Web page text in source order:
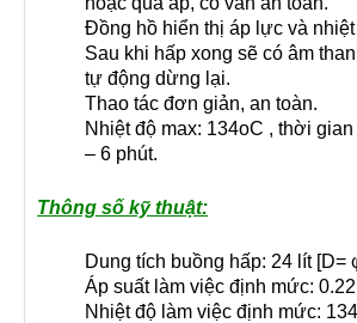
Đồng hồ hiển thị áp lực và nhiệt
Sau khi hấp xong sẽ có âm
tự động dừng lại.
Thao tác đơn giản, an toàn.
Nhiệt độ max: 134oC , thời
– 6 phút.
Thông số kỹ thuật:
Dung tích buồng hấp: 24 lít [D=
Áp suất làm việc định mức:
Nhiệt độ làm việc định mức: 134